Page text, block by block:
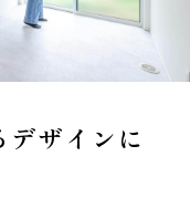
デザインに